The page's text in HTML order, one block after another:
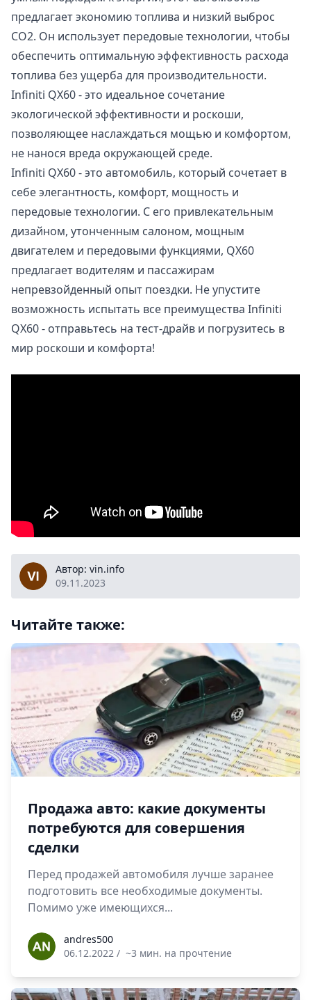
предлагает экономию топлива и низкий выброс
CO2. Он использует передовые технологии, чтобы
обеспечить оптимальную эффективность расхода
топлива без ущерба для производительности.
Infiniti QX60 - это идеальное сочетание
экологической эффективности и роскоши,
позволяющее наслаждаться мощью и комфортом,
не нанося вреда окружающей среде.
Infiniti QX60 - это автомобиль, который сочетает в
себе элегантность, комфорт, мощность и
передовые технологии. С его привлекательным
дизайном, утонченным салоном, мощным
двигателем и передовыми функциями, QX60
предлагает водителям и пассажирам
непревзойденный опыт поездки. Не упустите
возможность испытать все преимущества Infiniti
QX60 - отправьтесь на тест-драйв и погрузитесь в
мир роскоши и комфорта!
vin.infoАвтор: vin.info
09.11.2023
Читайте также:
Продажа авто: какие документы
потребуются для совершения
сделки
Перед продажей автомобиля лучше заранее
подготовить все необходимые документы.
Помимо уже имеющихся...
andres500andres500
06.12.2022 / ~3 мин. на прочтение